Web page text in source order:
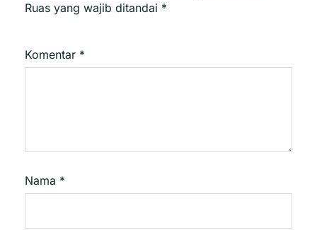
Ruas yang wajib ditandai *
Komentar *
Nama *